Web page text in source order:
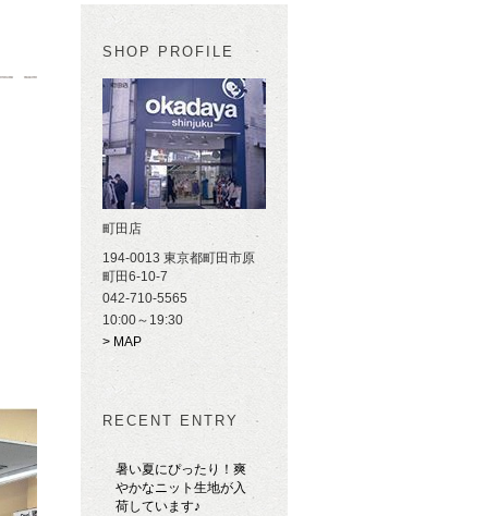
SHOP PROFILE
町田店
194-0013 東京都町田市原
町田6-10-7
042-710-5565
10:00～19:30
> MAP
RECENT ENTRY
暑い夏にぴったり！爽
やかなニット生地が入
荷しています♪